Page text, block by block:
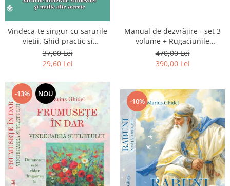
Vindeca-te singur cu sarurile
vietii. Ghid practic si
informativ. Sarurile minerale
Schuessler si multe alte
secrete
37,00 Lei
29,60 Lei
Manual de dezvrăjire - set 3
volume + Rugaciunile
Luceafarului de Dimineata -
Gratuit)
470,00 Lei
390,00 Lei
-13% NOU
-10%